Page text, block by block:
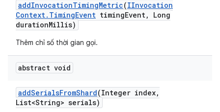
addInvocationTimingMetric(IInvocation
Context. TimingEvent timingEvent,
Long
durationMillis)
Thêm chỉ số thời gian gọi.
abstract void
addSerialsFromShard(Integer index,
List<String> serials)